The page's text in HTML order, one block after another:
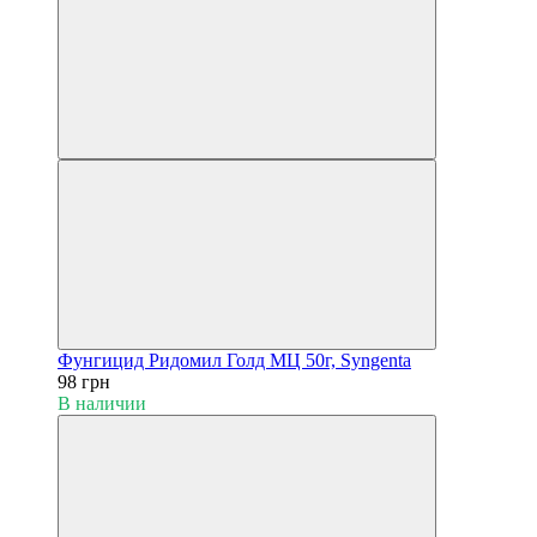
Фунгицид Ридомил Голд МЦ 50г, Syngenta
98 грн
В наличии